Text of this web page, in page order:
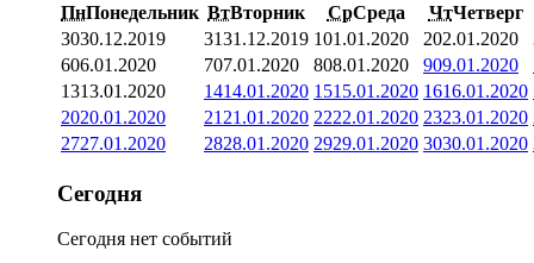
ПнПонедельник ВтВторник СрСреда ЧтЧетверг
3030.12.2019 3131.12.2019 101.01.2020 202.01.2020
606.01.2020 707.01.2020 808.01.2020 909.01.2020
1313.01.2020 1414.01.2020 1515.01.2020 1616.01.2020
2020.01.2020 21 21.01.2020 2222.01.2020 2323.01.2020
2727.01.2020 2828.01.2020 2929.01.2020 3030.01.2020
Сегодня
Сегодня нет событий